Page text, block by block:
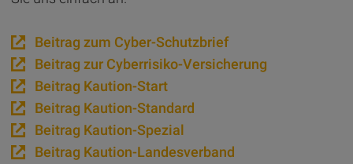
Beitrag zum Cyber-Schutzbrief
Beitrag zur Cyberrisiko-Versicherung
Beitrag Kaution-Start
Beitrag Kaution-Standard
Beitrag Kaution-Spezial
Beitrag Kaution-Landesverband